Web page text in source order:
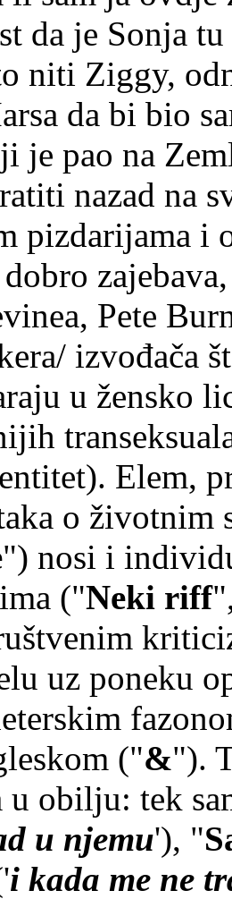
da je Sonja
niti Ziggy,
da bi bio
je pao na
nazad na
pizdarijama i
Pete
izvođača
u žensko
Elem,
o životnim
") nosi i
("Neki riff
uz poneku
("&").
u obilju: tek
u njemu'), "
i kada me ne